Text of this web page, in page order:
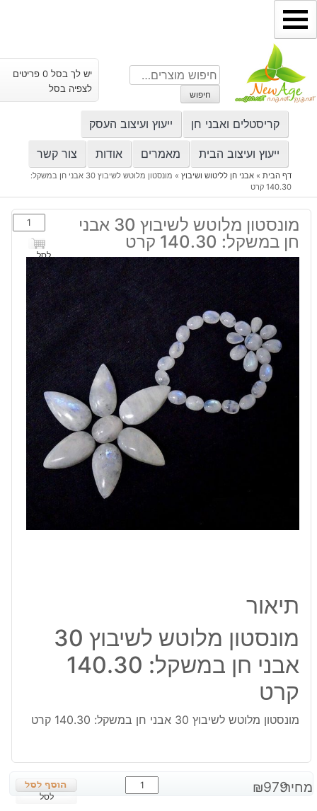
דילוג
לתוכן
חיפוש
עבור:
חיפוש
יש לך בסל 0 פריטים
לצפיה בסל
קריסטלים ואבני חן ייעוץ ועיצוב העסק
ייעוץ ועיצוב הבית מאמרים אודות צור קשר
דף הבית» אבני חן לליטוש ושיבוץ»
מונסטון מלוטש לשיבוץ 30 אבני חן במשקל:
140.30 קרט
מונסטון מלוטש לשיבוץ 30 אבני
חן במשקל: 140.30 קרט
כמות
של
מונסטון
מלוטש
לשיבוץ
30
אבני
חן
במשקל:
140.30
קרט
לסל
תיאור
מונסטון מלוטש לשיבוץ 30
אבני חן במשקל: 140.30
קרט
מונסטון מלוטש לשיבוץ 30 אבני חן במשקל: 140.30 קרט
מחיר: ₪979
כמות
של
לסל